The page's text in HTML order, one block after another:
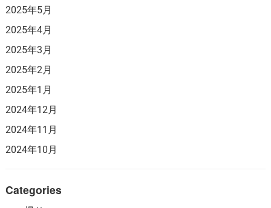
2025年5月
2025年4月
2025年3月
2025年2月
2025年1月
2024年12月
2024年11月
2024年10月
Categories